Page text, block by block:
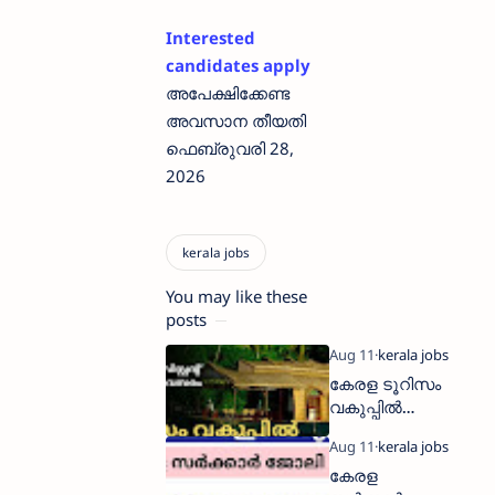
Interested
candidates apply
അപേക്ഷിക്കേണ്ട
അവസാന തീയതി
ഫെബ്രുവരി 28,
2026
You may like these
posts
കേരള ടൂറിസം
വകുപ്പിൽ
അസിസ്റ്റന്റ്
ആവാൻ
കേരള